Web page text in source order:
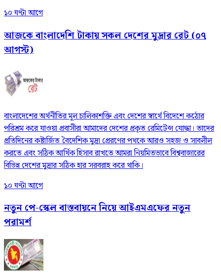
১০ ঘণ্টা আগে
আজকে বাংলাদেশি টাকায় সকল দেশের মুদ্রার রেট (০৭
আগস্ট)
বাংলাদেশের অর্থনীতির মূল চালিকাশক্তি এবং দেশের স্বার্থে বিদেশে কঠোর
পরিশ্রম করে যাওয়া প্রবাসীরা আমাদের দেশের প্রকৃত রেমিটেন্স যোদ্ধা। তাদের
প্রতিদিনের কষ্টার্জিত বৈদেশিক মুদ্রা প্রেরণের পথকে আরও সহজ ও সাবলীল
করতে এবং সঠিক আর্থিক হিসাব রাখতে আমরা নিয়মিতভাবে বিশ্ববাজারের
বিভিন্ন দেশের মুদ্রার সঠিক হার সরবরাহ করে থাকি।
১০ ঘণ্টা আগে
নতুন পে-স্কেল বাস্তবায়নে নিয়ে আইএমএফের নতুন
পরামর্শ